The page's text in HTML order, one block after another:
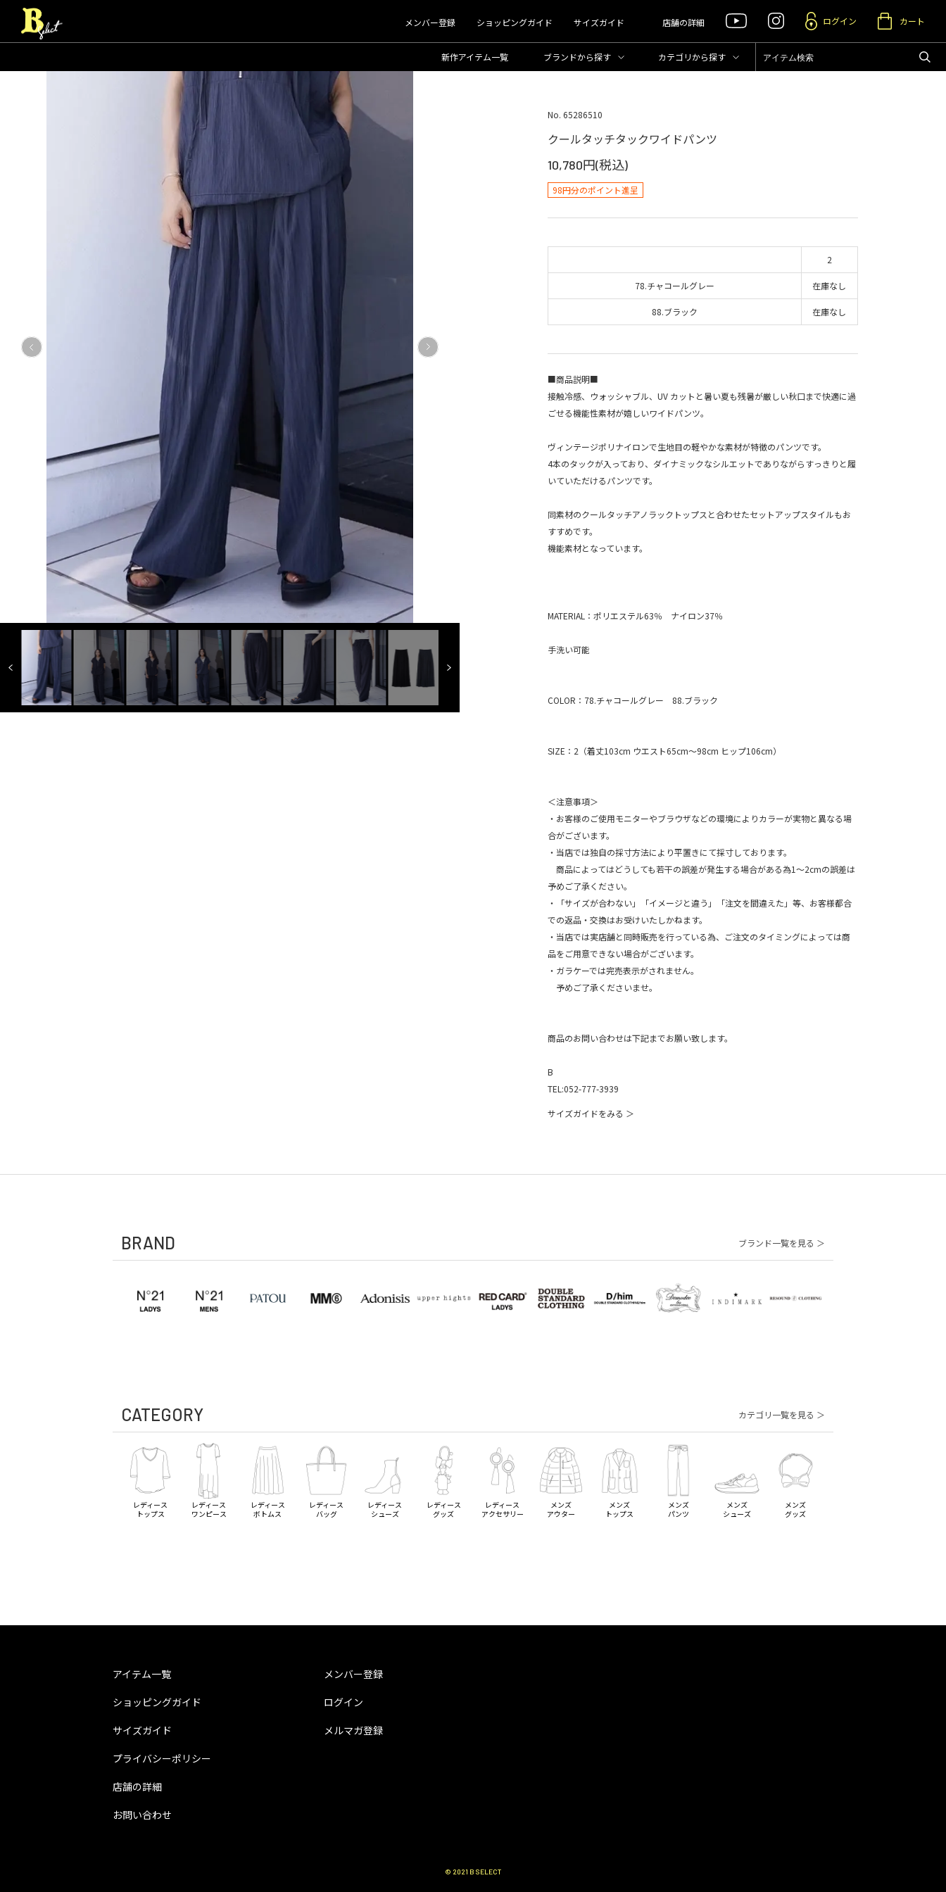
メンバー登録 ショッピングガイド サイズガイド 店舗の詳細 ログイン カート
新作アイテム一覧 ブランドから探す カテゴリから探す
No. 65286510
クールタッチタックワイドパンツ
10,780円(税込)
98円分のポイント進呈
2
78.チャコールグレー 在庫なし
88.ブラック 在庫なし
■商品説明■
接触冷感、ウォッシャブル、UV カットと暑い夏も残暑が厳しい秋口まで快適に過
ごせる機能性素材が嬉しいワイドパンツ。
ヴィンテージポリナイロンで生地目の軽やかな素材が特徴のパンツです。
4本のタックが入っており、ダイナミックなシルエットでありながらすっきりと履
いていただけるパンツです。
同素材のクールタッチアノラックトップスと合わせたセットアップスタイルもお
すすめです。
機能素材となっています。
MATERIAL：ポリエステル63％ ナイロン37％
手洗い可能
COLOR：78.チャコールグレー 88.ブラック
SIZE：2（着丈103cm ウエスト65cm～98cm ヒップ106cm）
＜注意事項＞
・お客様のご使用モニターやブラウザなどの環境によりカラーが実物と異なる場
合がございます。
・当店では独自の採寸方法により平置きにて採寸しております。
商品によってはどうしても若干の誤差が発生する場合がある為1～2cmの誤差は
予めご了承ください。
・「サイズが合わない」「イメージと違う」「注文を間違えた」等、お客様都合
での返品・交換はお受けいたしかねます。
・当店では実店舗と同時販売を行っている為、ご注文のタイミングによっては商
品をご用意できない場合がございます。
・ガラケーでは完売表示がされません。
予めご了承くださいませ。
商品のお問い合わせは下記までお願い致します。
B
TEL:052-777-3939
サイズガイドをみる ＞
BRAND ブランド一覧を見る ＞
CATEGORY カテゴリ一覧を見る ＞
レディース
トップス
レディース
ワンピース
レディース
ボトムス
レディース
バッグ
レディース
シューズ
レディース
グッズ
レディース
アクセサリー
メンズ
アウター
メンズ
トップス
メンズ
パンツ
メンズ
シューズ
メンズ
グッズ
アイテム一覧
ショッピングガイド
サイズガイド
プライバシーポリシー
店舗の詳細
お問い合わせ
メンバー登録
ログイン
メルマガ登録
© 2021 B SELECT